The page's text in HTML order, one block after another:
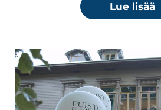
Lue lisää